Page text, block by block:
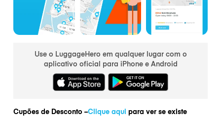
Use o LuggageHero em qualquer lugar com o
aplicativo oficial para iPhone e Android
Cupões de Desconto –Clique aqui para ver se existe